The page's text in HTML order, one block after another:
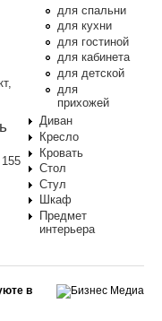
для спальни
для кухни
для гостиной
для кабинета
для детской
для
прихожей
Диван
Кресло
Кровать
Стол
Стул
Шкаф
Предмет
интерьера
в